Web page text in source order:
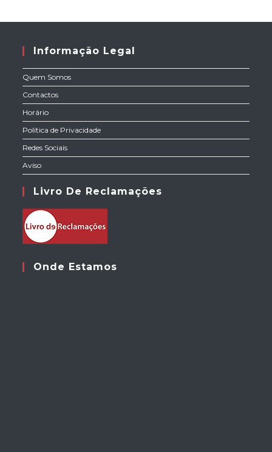
Informação Legal
Quem Somos
Contactos
Horário
Política de Privacidade
Redes Sociais
Aviso
Livro De Reclamações
Onde Estamos